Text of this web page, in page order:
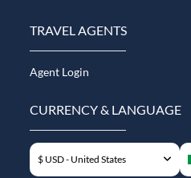
TRAVEL AGENTS
Agent Login
CURRENCY & LANGUAGE
$ USD - United States